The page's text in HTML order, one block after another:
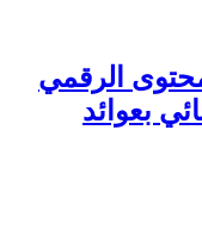
الرقمي
بعوائد